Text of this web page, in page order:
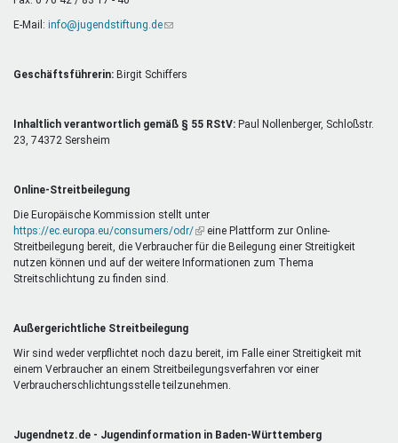
E-Mail: info@jugendstiftung.de(Link
Mail)
Geschäftsführerin: Birgit Schiffers
Inhaltlich verantwortlich gemäß § 55 RStV: Paul Nollenberger, Schloßstr.
23, 74372 Sersheim
Online-Streitbeilegung
Die Europäische Kommission stellt unter
https://ec.europa.eu/consumers/odr/(Link
ist
extern)
eine Plattform zur Online-
Streitbeilegung bereit, die Verbraucher für die Beilegung einer Streitigkeit
nutzen können und auf der weitere Informationen zum Thema
Streitschlichtung zu finden sind.
Außergerichtliche Streitbeilegung
Wir sind weder verpflichtet noch dazu bereit, im Falle einer Streitigkeit mit
einem Verbraucher an einem Streitbeilegungsverfahren vor einer
Verbraucherschlichtungsstelle teilzunehmen.
Jugendnetz.de - Jugendinformation in Baden-Württemberg